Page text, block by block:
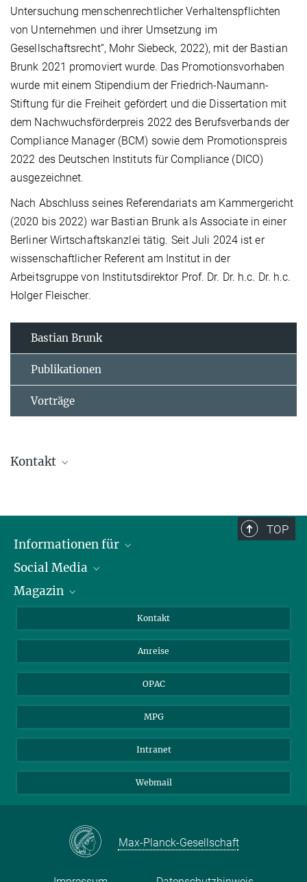
Untersuchung menschenrechtlicher Verhaltenspflichten
von Unternehmen und ihrer Umsetzung im
Gesellschaftsrecht“, Mohr Siebeck, 2022), mit der Bastian
Brunk 2021 promoviert wurde. Das Promotionsvorhaben
wurde mit einem Stipendium der Friedrich-Naumann-
Stiftung für die Freiheit gefördert und die Dissertation mit
dem Nachwuchsförderpreis 2022 des Berufsverbands der
Compliance Manager (BCM) sowie dem Promotionspreis
2022 des Deutschen Instituts für Compliance (DICO)
ausgezeichnet.
Nach Abschluss seines Referendariats am Kammergericht
(2020 bis 2022) war Bastian Brunk als Associate in einer
Berliner Wirtschaftskanzlei tätig. Seit Juli 2024 ist er
wissenschaftlicher Referent am Institut in der
Arbeitsgruppe von Institutsdirektor Prof. Dr. Dr. h.c. Dr. h.c.
Holger Fleischer.
Bastian Brunk
Publikationen
Vorträge
Kontakt
brunk@mpipriv.de
TOP
Informationen für
Journalist*innen
Stipendiat*innen
Social Media
LinkedIn
Magazin
Kontakt
Anreise
OPAC
MPG
Intranet
Webmail
Max-Planck-Gesellschaft